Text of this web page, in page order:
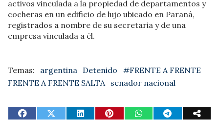
activos vinculada a la propiedad de departamentos y
cocheras en un edificio de lujo ubicado en Paraná,
registrados a nombre de su secretaria y de una
empresa vinculada a él.
argentina Detenido
#FRENTE A FRENTE
FRENTE A FRENTE SALTA senador nacional